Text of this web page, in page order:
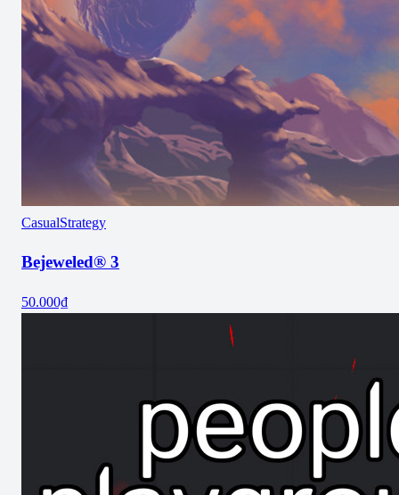
CasualStrategy
Bejeweled® 3
50.000₫